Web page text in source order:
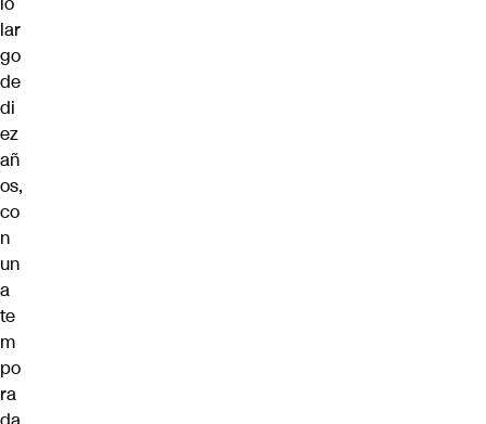
lar
go
de
di
ez
añ
os,
co
n
un
a
te
m
po
ra